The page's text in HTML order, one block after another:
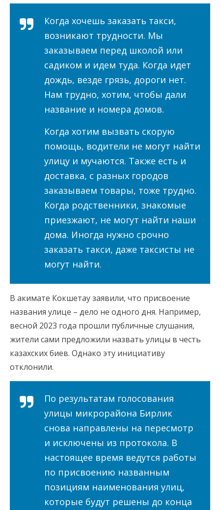
Когда хочешь заказать такси,
возникают трудности. Мы
заказываем перед школой или
садиком и идем туда. Когда идет
дождь, везде грязь, дороги нет.
Нам трудно, хотим, чтобы дали
название и номера домов.
Когда хотим вызвать скорую
помощь, водители не могут найти
улицу и мучаются. Также есть и
доставка, с разных городов
заказываем товары, тоже трудно.
Когда родственники, знакомые
приезжают, не могут найти наши
дома. Иногда нужно срочно
заказать такси, даже таксисты не
могут найти.
В акимате Кокшетау заявили, что присвоение
названия улице – дело не одного дня. Например,
весной 2023 года прошли публичные слушания,
жители сами предложили назвать улицы в честь
казахских биев. Однако эту инициативу
отклонили.
По результатам голосования
улицы микрорайона Бирлик
снова направлены на пересмотр
и исключены из протокола. В
настоящее время ведутся работы
по присвоению названным
позициям наименования улиц,
которые будут решены до конца